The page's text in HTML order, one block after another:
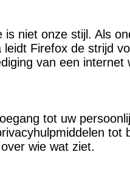
is niet onze stijl. Als
leidt Firefox de strijd
van een internet
tot uw
tot
wie wat ziet.